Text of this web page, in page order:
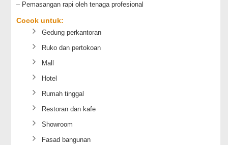
– Pemasangan rapi oleh tenaga profesional
Cocok untuk:
Gedung perkantoran
Ruko dan pertokoan
Mall
Hotel
Rumah tinggal
Restoran dan kafe
Showroom
Fasad bangunan